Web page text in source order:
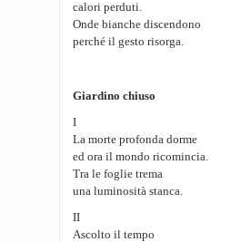
calori perduti.
Onde bianche discendono
perché il gesto risorga.
Giardino chiuso
I
La morte profonda dorme
ed ora il mondo ricomincia.
Tra le foglie trema
una luminosità stanca.
II
Ascolto il tempo